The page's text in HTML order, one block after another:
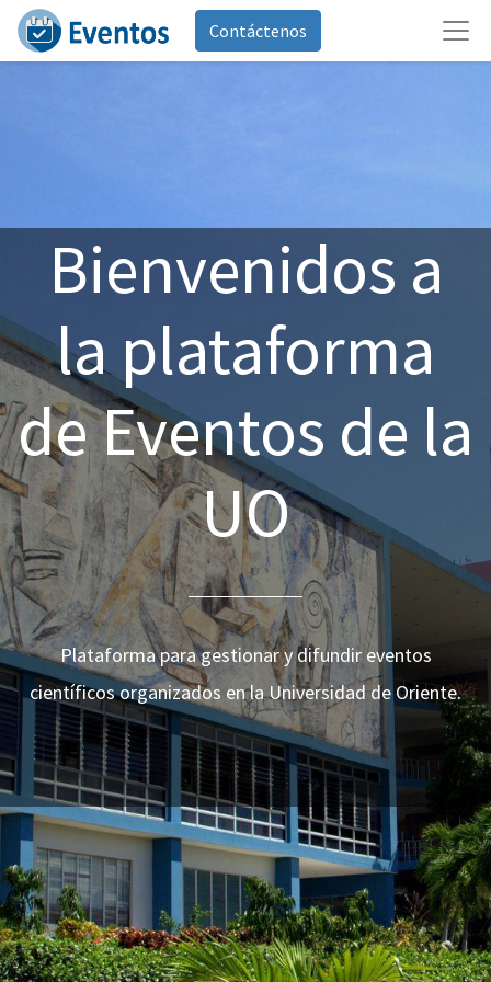
Contáctenos
Bienvenidos a
la plataforma
de Eventos de la
UO
Plataforma para gestionar y difundir eventos
científicos organizados en la Universidad de Oriente.